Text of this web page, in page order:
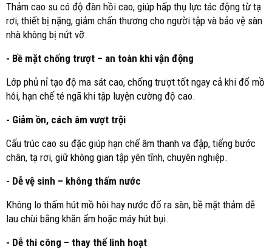
Thảm cao su có độ đàn hồi cao, giúp hấp thụ lực tác động từ tạ
rơi, thiết bị nặng, giảm chấn thương cho người tập và bảo vệ sàn
nhà không bị nứt vỡ.
- Bề mặt chống trượt – an toàn khi vận động
Lớp phủ nỉ tạo độ ma sát cao, chống trượt tốt ngay cả khi đổ mồ
hôi, hạn chế té ngã khi tập luyện cường độ cao.
- Giảm ồn, cách âm vượt trội
Cấu trúc cao su đặc giúp hạn chế âm thanh va đập, tiếng bước
chân, tạ rơi, giữ không gian tập yên tĩnh, chuyên nghiệp.
- Dễ vệ sinh – không thấm nước
Không lo thấm hút mồ hôi hay nước đổ ra sàn, bề mặt thảm dễ
lau chùi bằng khăn ẩm hoặc máy hút bụi.
- Dễ thi công – thay thế linh hoạt